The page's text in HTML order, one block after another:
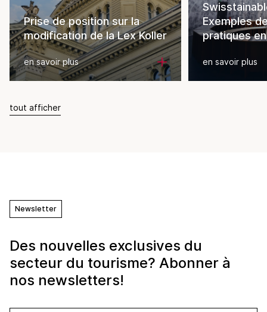
Prise de position sur la
modification de la Lex Koller
en savoir plus
Exemples
pratiques
en savoir plus
tout afficher
Newsletter
Des nouvelles exclusives du
secteur du tourisme? Abonner à
nos newsletters!